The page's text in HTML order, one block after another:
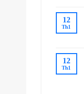
12
Th1
12
Th1